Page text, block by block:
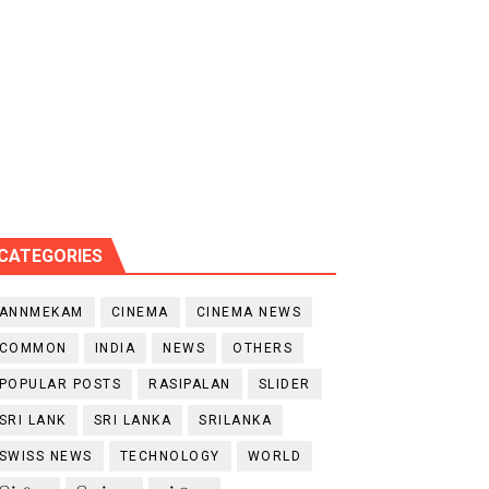
ANNMEKAM CINEMA CINEMA NEWS
COMMON INDIA NEWS OTHERS
POPULAR POSTS RASIPALAN SLIDER
SRI LANK SRI LANKA SRILANKA
SWISS NEWS TECHNOLOGY WORLD